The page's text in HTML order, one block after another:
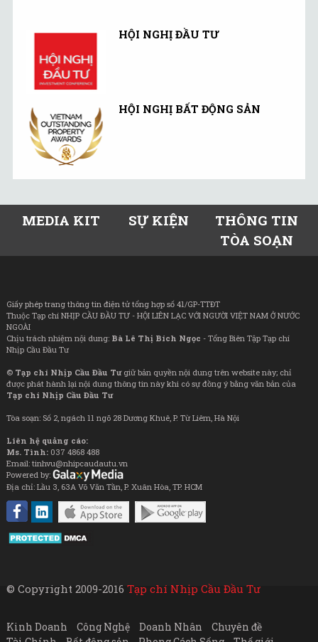
HỘI NGHỊ ĐẦU TƯ
HỘI NGHỊ BẤT ĐỘNG SẢN
MEDIA KIT SỰ KIỆN
THÔNG TIN
TÒA SOẠN
Giấy phép trang thông tin điện tử tổng hợp số 41/GP-TTĐT
Thuộc Tạp chí NHỊP CẦU ĐẦU TƯ - HỘI LIÊN LẠC VỚI NGƯỜI VIỆT NAM Ở NƯỚC
NGOÀI
Chịu trách nhiệm nội dung: Bà Lê Thị Bích Ngọc - Tổng Biên Tập Tạp chí
Nhịp Cầu Đầu Tư
© Tạp chí Nhịp Cầu Đầu Tưgiữ bản quyền nội dung trên website này; chỉ
được phát hành lại nội dung thông tin này khi có sự đồng ý bằng văn bản của
Tạp chí Nhịp Cầu Đầu Tư
Tòa soạn: Số 2, ngách 11 ngõ 28 Dương Khuê, P. Từ Liêm, Hà Nội
Liên hệ quảng cáo:
Ms. Tình: 037 4868 488
Email: tinhvu@nhipcaudautu.vn
Powered by:
Địa chỉ: Lầu 3, 63A Võ Văn Tần, P. Xuân Hòa, TP. HCM
© Copyright 2009-2016 Tạp chí Nhịp Cầu Đầu Tư
Kinh Doanh Công Nghệ Doanh Nhân
Chuyên đề